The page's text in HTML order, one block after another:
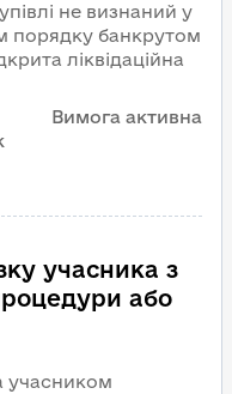
не визнаний у
порядку банкрутом
ліквідаційна
Вимога активна
учасника з
або
учасником